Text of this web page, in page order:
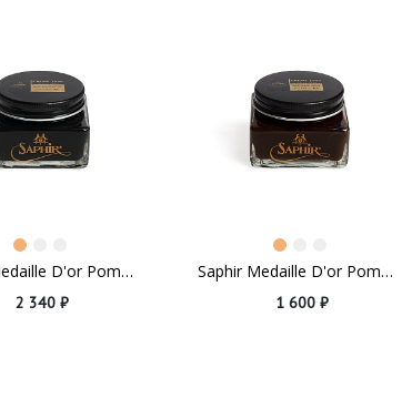
Saphir Medaille D'or Pommadier Black
2 340 ₽
Saphir Medaille D'or Pommadier Parisian Brown
1 600 ₽